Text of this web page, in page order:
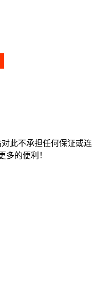
此不承担任何保证或连
多的便利！